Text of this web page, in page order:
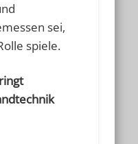
sei,
spiele.